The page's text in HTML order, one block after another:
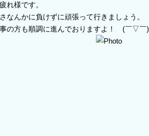
れ様です。
なんかに負けずに頑張って行きましょう。
の方も順調に進んでおりますよ！ (￣▽￣)